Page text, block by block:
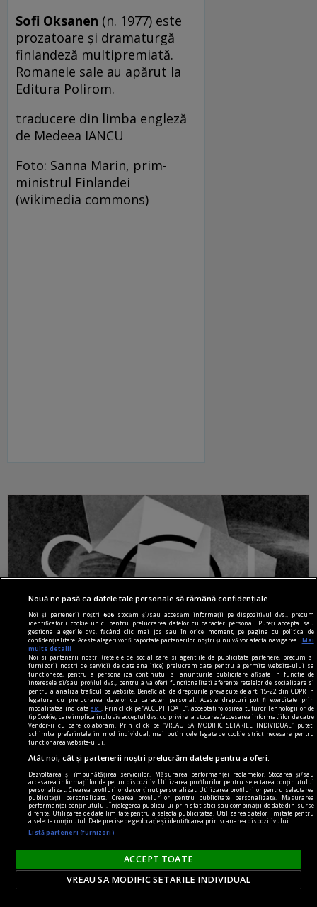
Sofi Oksanen (n. 1977) este
prozatoare și dramaturgă
finlandeză multipremiată.
Romanele sale au apărut la
Editura Polirom.
traducere din limba engleză
de Medeea IANCU
Foto: Sanna Marin, prim-
ministrul Finlandei
(wikimedia commons)
regimul artelor și munițiilor
Levitația electromagnetică în tesseract
Eul de scriitor ratat apreciază această
fragmentare din care se alcătuiește întregul: „Nu
cred în cărți, cred în pagini, în fraze, în rînduri“.
Nouă ne pasă ca datele tale personale să rămână confidențiale
Noi și partenerii noștri606 stocăm și/sau accesăm informații pe dispozitivul dvs., precum
identificatorii cookie unici pentru prelucrarea datelor cu caracter personal. Puteți accepta sau
gestiona alegerile dvs. făcând clic mai jos sau în orice moment, pe pagina cu politica de
confidențialitate. Aceste alegeri vor fi raportate partenerilor noștri și nu vă vor afecta navigarea.
Mai
multe detalii
Noi si partenerii nostri (retelele de socializare si agentiile de publicitate partenere, precum si
furnizorii nostri de servicii de date analitice) prelucram date pentru a permite website-ului sa
functioneze, pentru a personaliza continutul si anunturile publicitare afisate in functie de
interesele si/sau profilul dvs., pentru a va oferi functionalitati aferente retelelor de socializare si
pentru a analiza traficul pe website. Beneficiati de drepturile prevazute de art. 15-22 din GDPR in
legatura cu prelucrarea datelor cu caracter personal. Aceste drepturi pot fi exercitate prin
modalitatea indicataaici
. Prin click pe “ACCEPT TOATE”, acceptati folosirea tuturor Tehnologiilor de
tip Cookie, care implica inclusiv acceptul dvs. cu privire la stocarea/accesarea informatiilor de catre
Vendor-ii cu care colaboram. Prin click pe “VREAU SA MODIFIC SETARILE INDIVIDUAL” puteti
schimba preferintele in mod individual, mai putin cele legate de cookie strict necesare pentru
functionarea website-ului.
Atât noi, cât și partenerii noștri prelucrăm datele pentru a oferi:
Dezvoltarea și îmbunătățirea serviciilor. Măsurarea performanței reclamelor. Stocarea și/sau
accesarea informațiilor de pe un dispozitiv. Utilizarea profilurilor pentru selectarea conținutului
personalizat. Crearea profilurilor de conținut personalizat. Utilizarea profilurilor pentru selectarea
publicității personalizate. Crearea profilurilor pentru publicitate personalizată. Măsurarea
performanței conținutului. Înțelegerea publicului prin statistici sau combinații de date din surse
diferite. Utilizarea de date limitate pentru a selecta publicitatea. Utilizarea datelor limitate pentru
a selecta conținutul. Date precise de geolocație și identificarea prin scanarea dispozitivului.
Listă parteneri (furnizori)
ACCEPT TOATE
VREAU SA MODIFIC SETARILE INDIVIDUAL